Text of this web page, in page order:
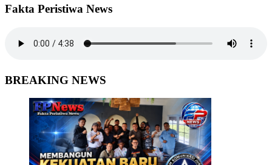
Fakta Peristiwa News
BREAKING NEWS